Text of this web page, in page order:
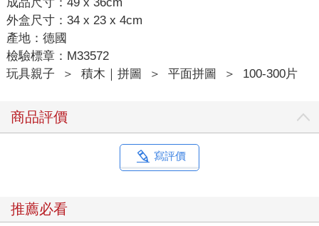
外盒尺寸：34 x 23 x 4cm
產地：德國
檢驗標章：M33572
玩具親子
＞ 積木｜拼圖 ＞ 平面拼圖 ＞ 100-300片
商品評價
寫評價
推薦必看